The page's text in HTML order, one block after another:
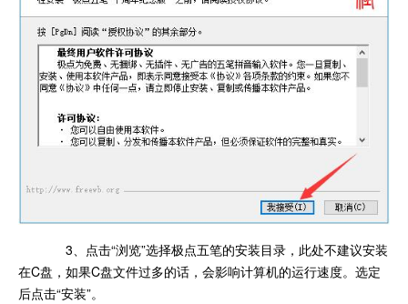
3、点击“浏览”选择极点五笔的安装目录，此处不建议安装
在C盘，如果C盘文件过多的话，会影响计算机的运行速度。选定
后点击“安装”。